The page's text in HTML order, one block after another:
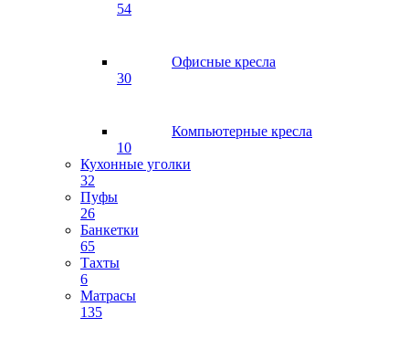
54
Офисные кресла
30
Компьютерные кресла
10
Кухонные уголки
32
Пуфы
26
Банкетки
65
Тахты
6
Матрасы
135